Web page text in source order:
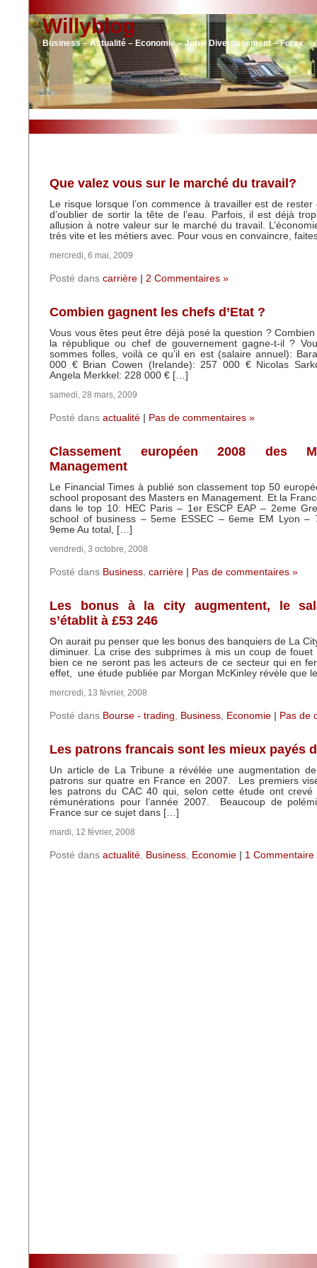
Willyblog
Business – Actualité – Economie – Job – Divertissement – Forex
Que valez vous sur le marché du travail?
Le risque lorsque l’on commence à travailler est de
d’oublier de sortir la tête de l’eau. Parfois, il est déjà
allusion à notre valeur sur le marché du travail.
très vite et les métiers avec. Pour vous en convaincre,
mercredi, 6 mai, 2009
Posté dans carrière 2 Commentaires »
Combien gagnent les chefs d’Etat ?
Vous vous êtes peut être déjà posé la question ?
la république ou chef de gouvernement gagne-t-il ?
sommes folles, voilà ce qu’il en est (salaire annuel):
000 € Brian Cowen (Irelande): 257 000 € Nicolas
Angela Merkkel: 228 000 € […]
samedi, 28 mars, 2009
Posté dans actualité Pas de commentaires »
Classement européen 2008 des
Management
Le Financial Times à publié son classement top 50
school proposant des Masters en Management. Et la
dans le top 10: HEC Paris – 1er ESCP EAP – 2eme
school of business – 5eme ESSEC – 6eme EM Lyon –
9eme Au total, […]
vendredi, 3 octobre, 2008
Posté dans Business, carrière Pas de commentaires »
Les bonus à la city augmentent, le
s’établit à £53 246
On aurait pu penser que les bonus des banquiers de La
diminuer. La crise des subprimes à mis un coup de fouet
bien ce ne seront pas les acteurs de ce secteur qui en
effet, une étude publiée par Morgan McKinley révèle que
mercredi, 13 février, 2008
Posté dans Bourse - trading, Business, Economie Pas de
Les patrons francais sont les mieux payés
Un article de La Tribune a révélée une augmentation
patrons sur quatre en France en 2007. Les premiers
les patrons du CAC 40 qui, selon cette étude ont crevé
rémunérations pour l’année 2007. Beaucoup de
France sur ce sujet dans […]
mardi, 12 février, 2008
Posté dans actualité, Business, Economie 1 Commentaire